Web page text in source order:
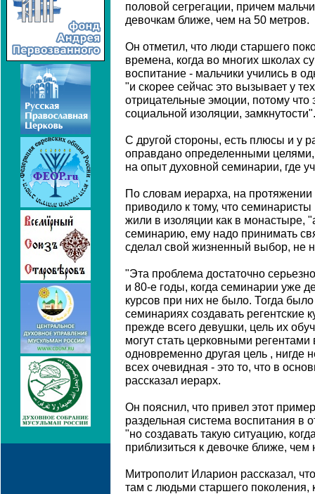
половой сегрегации, причем
девочкам ближе, чем на 50 метров.
Он отметил, что люди старшего
времена, когда во многих школах
воспитание - мальчики учились в
"и скорее сейчас это вызывает у
отрицательные эмоции, потому что
социальной изоляции, замкнутости".
С другой стороны, есть плюсы и у
оправдано определенными целями,
на опыт духовной семинарии, где
По словам иерарха, на протяжении
приводило к тому, что семинаристы
жили в изоляции как в монастыре,
семинарию, ему надо принимать
сделал свой жизненный выбор, не
"Эта проблема достаточно
и 80-е годы, когда семинарии уже
курсов при них не было. Тогда
семинариях создавать регентские
прежде всего девушки, цель их
могут стать церковными
одновременно другая цель , нигде
всех очевидная - это то, что в
рассказал иерарх.
Он пояснил, что привел этот
раздельная система воспитания в
"но создавать такую ситуацию,
приблизиться к девочке ближе,
Митрополит Иларион рассказал,
там с людьми старшего поколения,